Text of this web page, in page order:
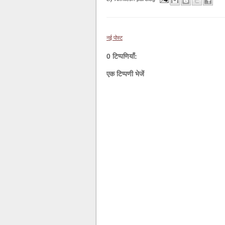
नई पोस्ट
0 टिप्पणियाँ:
एक टिप्पणी भेजें